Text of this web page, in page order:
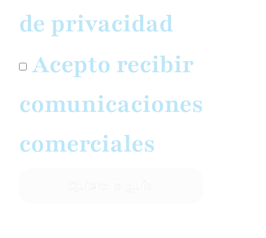
de privacidad
Acepto recibir
comunicaciones
comerciales